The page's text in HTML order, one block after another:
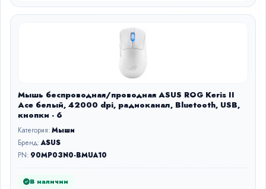
Мышь беспроводная/проводная ASUS ROG Keris II
Ace белый, 42000 dpi, радиоканал, Bluetooth, USB,
кнопки - 6
Категория:Мыши
Бренд:ASUS
PN: 90MP03N0-BMUA10
В наличии